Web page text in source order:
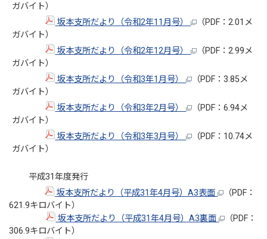
ガバイト）
坂本支所だより（令和2年11月号）
（PDF：2.01メ
ガバイト）
坂本支所だより（令和2年12月号）
（PDF：2.99メ
ガバイト）
坂本支所だより（令和3年1月号）
（PDF：3.85メ
ガバイト）
坂本支所だより（令和3年2月号）
（PDF：6.94メ
ガバイト）
坂本支所だより（令和3年3月号）
（PDF：10.74メ
ガバイト）
平成31年度発行
坂本支所だより（平成31年4月号）A3表面
（PDF：
621.9キロバイト）
坂本支所だより（平成31年4月号）A3裏面
（PDF：
306.9キロバイト）